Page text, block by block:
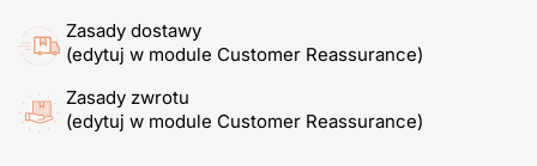
Zasady dostawy
(edytuj w module Customer Reassurance)
Zasady zwrotu
(edytuj w module Customer Reassurance)